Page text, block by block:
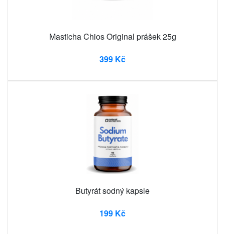
Masticha Chios Original prášek 25g
399 Kč
Butyrát sodný kapsle
199 Kč